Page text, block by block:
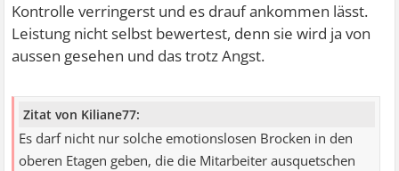
Kontrolle verringerst und es drauf ankommen lässt.
Leistung nicht selbst bewertest, denn sie wird ja von
aussen gesehen und das trotz Angst.
Zitat von Kiliane77:
Es darf nicht nur solche emotionslosen Brocken in den
oberen Etagen geben, die die Mitarbeiter ausquetschen